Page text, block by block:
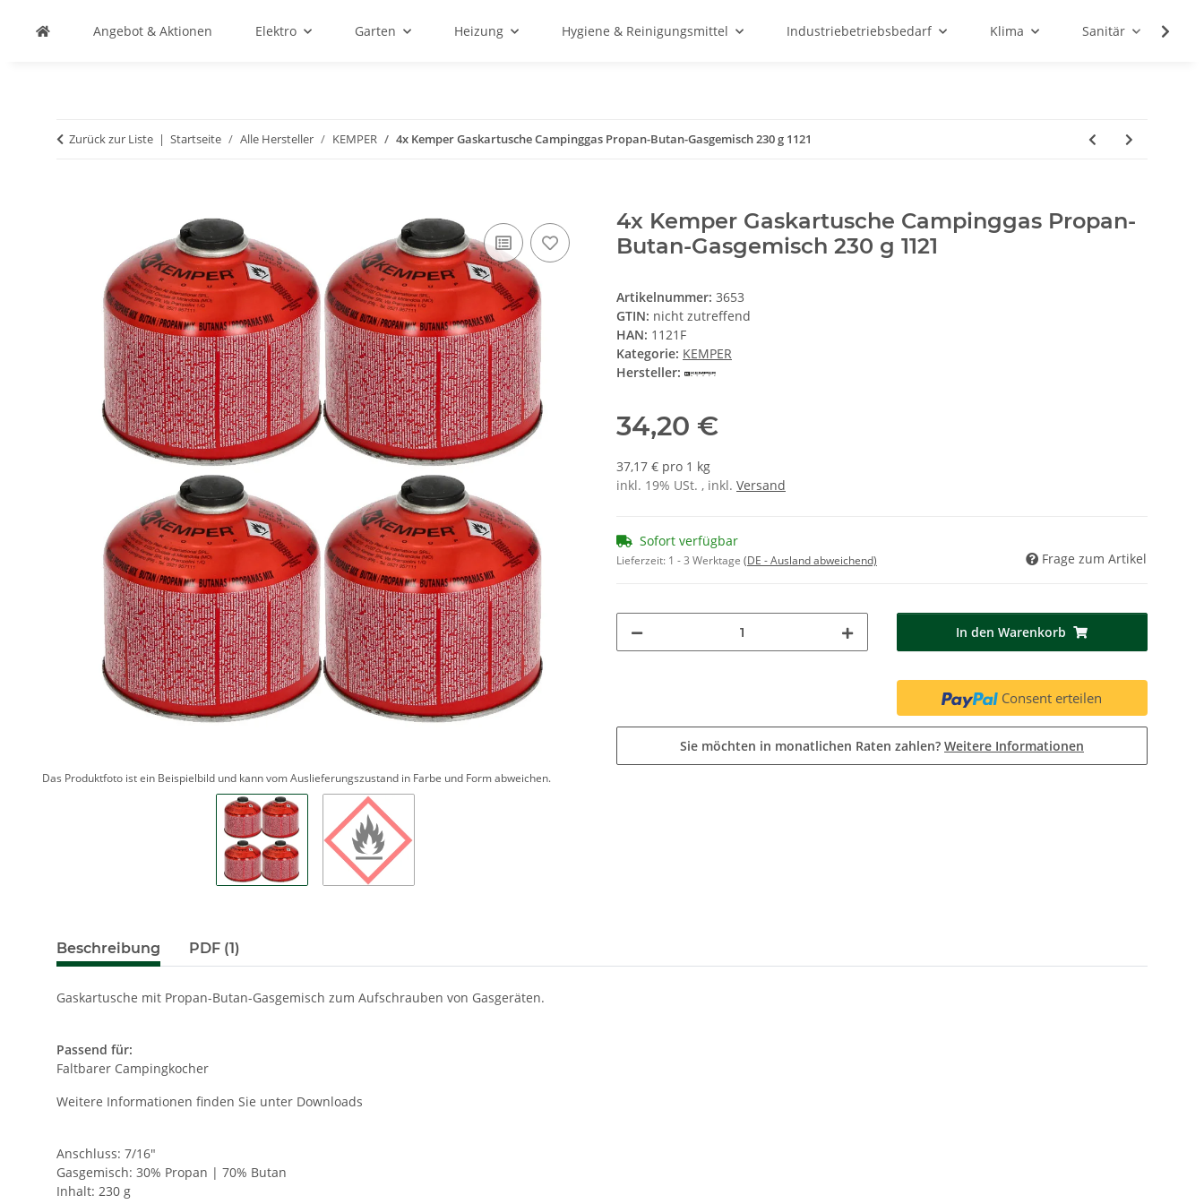
Angebot & Aktionen Elektro Garten Heizung Hygiene & Reinigungsmittel Industriebetriebsbedarf Klima Sanitär
Zurück zur Liste Startseite Alle Hersteller KEMPER 4x Kemper Gaskartusche Campinggas Propan-Butan-Gasgemisch 230 g 1121
Das Produktfoto ist ein Beispielbild und kann vom Auslieferungszustand in Farbe und Form abweichen.
4x Kemper Gaskartusche Campinggas Propan-
Butan-Gasgemisch 230 g 1121
Artikelnummer: 3653
GTIN: nicht zutreffend
HAN: 1121F
Kategorie: KEMPER
Hersteller:
34,20 €
37,17 € pro 1 kg
inkl. 19% USt. , inkl. Versand
Sofort verfügbar
Lieferzeit: 1 - 3 Werktage (DE - Ausland abweichend) Frage zum Artikel
In den Warenkorb
Consent erteilen
Sie möchten in monatlichen Raten zahlen? Weitere Informationen
Beschreibung PDF (1)
Gaskartusche mit Propan-Butan-Gasgemisch zum Aufschrauben von Gasgeräten.
Passend für:
Faltbarer Campingkocher
Weitere Informationen finden Sie unter Downloads
Anschluss: 7/16"
Gasgemisch: 30% Propan | 70% Butan
Inhalt: 230 g